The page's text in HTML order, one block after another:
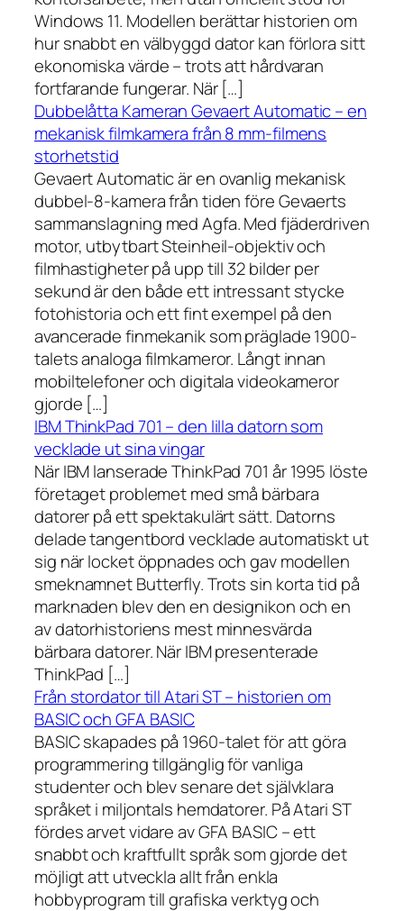
Windows 11. Modellen berättar historien om
hur snabbt en välbyggd dator kan förlora sitt
ekonomiska värde – trots att hårdvaran
fortfarande fungerar. När […]
Dubbelåtta Kameran Gevaert Automatic – en
mekanisk filmkamera från 8 mm-filmens
storhetstid
Gevaert Automatic är en ovanlig mekanisk
dubbel-8-kamera från tiden före Gevaerts
sammanslagning med Agfa. Med fjäderdriven
motor, utbytbart Steinheil-objektiv och
filmhastigheter på upp till 32 bilder per
sekund är den både ett intressant stycke
fotohistoria och ett fint exempel på den
avancerade finmekanik som präglade 1900-
talets analoga filmkameror. Långt innan
mobiltelefoner och digitala videokameror
gjorde […]
IBM ThinkPad 701 – den lilla datorn som
vecklade ut sina vingar
När IBM lanserade ThinkPad 701 år 1995 löste
företaget problemet med små bärbara
datorer på ett spektakulärt sätt. Datorns
delade tangentbord vecklade automatiskt ut
sig när locket öppnades och gav modellen
smeknamnet Butterfly. Trots sin korta tid på
marknaden blev den en designikon och en
av datorhistoriens mest minnesvärda
bärbara datorer. När IBM presenterade
ThinkPad […]
Från stordator till Atari ST – historien om
BASIC och GFA BASIC
BASIC skapades på 1960-talet för att göra
programmering tillgänglig för vanliga
studenter och blev senare det självklara
språket i miljontals hemdatorer. På Atari ST
fördes arvet vidare av GFA BASIC – ett
snabbt och kraftfullt språk som gjorde det
möjligt att utveckla allt från enkla
hobbyprogram till grafiska verktyg och